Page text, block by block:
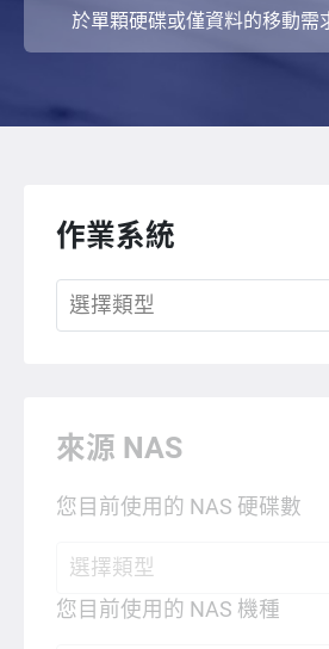
於單顆硬碟或僅資料的移動需
作業系統
選擇類型
來源 NAS
您目前使用的 NAS 硬碟數
選擇類型
您目前使用的 NAS 機種